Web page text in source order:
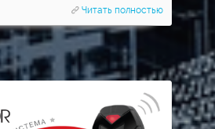
Читать полностью